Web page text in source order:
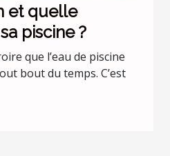
et quelle
piscine ?
que l’eau de piscine
bout du temps. C’est